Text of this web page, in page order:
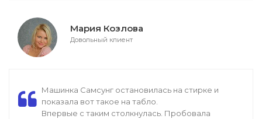
Мария Козлова
Довольный клиент
Машинка Самсунг остановилась на стирке и
показала вот такое на табло.
Впервые с таким столкнулась. Пробовала